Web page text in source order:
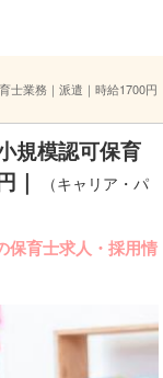
士業務｜派遣｜時給1700円
規模認可保育
｜
（キャリア・パ
育士求人・採用情